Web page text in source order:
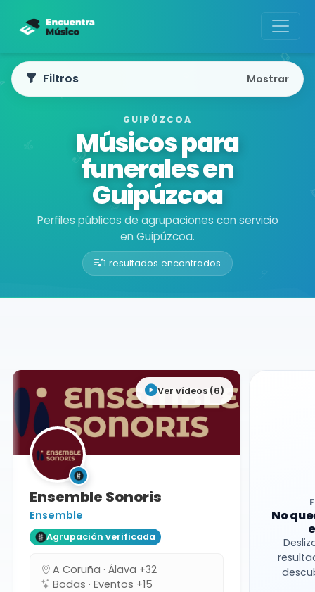
GUIPÚZCOA
Músicos para
funerales en
Guipúzcoa
Perfiles públicos de agrupaciones con servicio
en Guipúzcoa.
1 resultados encontrados
Buscador de músicos
Filtros Mostrar
Ver vídeos (6)
Ensemble Sonoris
Ensemble
Agrupación verificada
A Coruña · Álava +32
Bodas · Eventos +15
No